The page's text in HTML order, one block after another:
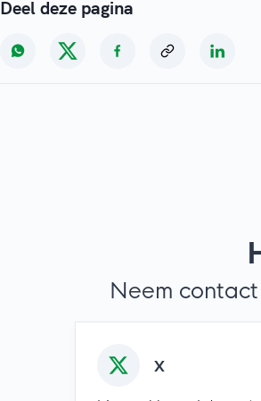
Deel deze pagina
Neem
X